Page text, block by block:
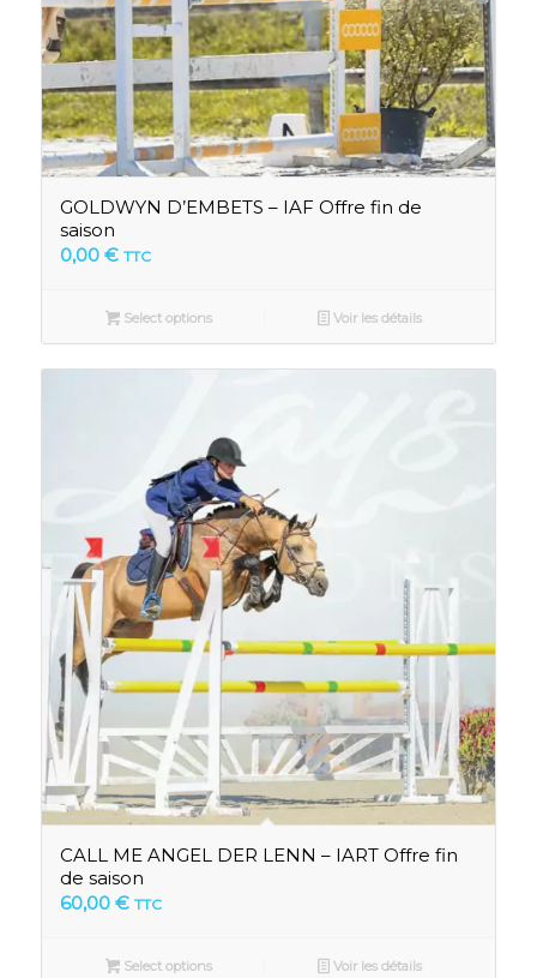
GOLDWYN D’EMBETS – IAF Offre fin de
saison
0,00 € TTC
Select options Voir les détails
CALL ME ANGEL DER LENN – IART Offre fin
de saison
60,00 € TTC
Select options Voir les détails